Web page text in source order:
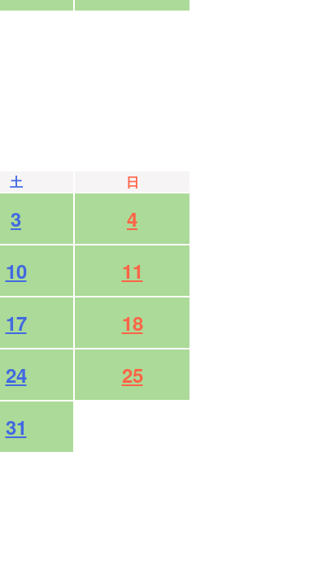
土 日
3
4
10
11
17
18
24
25
31